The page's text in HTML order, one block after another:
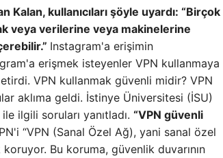
Kalan, kullanıcıları şöyle uyardı: “Birçok
veya verilerine veya makinelerine
Instagram'a erişimin
erişmek isteyenler VPN kullanmaya
VPN kullanmak güvenli midir? VPN
aklıma geldi. İstinye Üniversitesi (İSU)
ilgili soruları yanıtladı. “VPN güvenli
“VPN (Sanal Özel Ağ), yani sanal özel
Bu koruma, güvenlik duvarının